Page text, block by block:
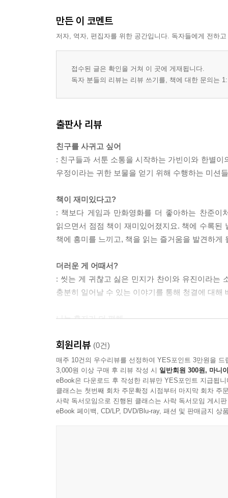
만든 이 코멘트
저자, 역자, 편집자를 위한 공간입니다. 독자들에게 전하
접수된 글은 확인을 거쳐 이 곳에 게재됩니다.
독자 분들의 리뷰는 리뷰 쓰기를, 책에 대한 문의는
출판사 리뷰
친구를 사귀고 싶어
: 친구들과 서툰 소통을 시작하는 가빈이와 한별
우정이라는 귀한 보물을 얻기 위해 수행하는 미션
책이 재미있다고?
: 책보다 게임과 만화영화를 더 좋아하는 찬준이
읽으면서 점점 책이 재미있어졌지요. 책에 수록
책에 흥미를 느끼고, 책을 읽는 즐거움을 발견하게
더러운 게 어때서?
: 씻는 게 귀찮고 싫은 민지가 찬이와 유진이라는
충분히 일어날 수 있는 이야기를 통해 청결에 대
나는 혼자가 더 편해
합하면 더 좋은 결과를 낼 수 있다는 것을 알게
서로 협동하며 할 수 있는 놀이를 해보세요.
발표 안 하면 안 될까?
: 발표 시간만 되면 가슴이 쿵쾅거리고 식은땀이
맞는지, 이상한 대답은 아닐지 걱정이 되기도 하
회원리뷰 (0건)
매주 10건의 우수리뷰를 선정하여 YES포인트 3만원을 드
3,000원 이상 구매 후 리뷰 작성 시 일반회원 300원, 마니
eBook은 다운로드 후 작성한 리뷰만 YES포인트 지급됩니
클래스는 첫번째 회차 주문확정 시점부터 마지막 회차 주
사락 독서모임으로 진행된 클래스는 사락 독서모임 게시
eBook 페이백, CD/LP, DVD/Blu-ray, 패션 및 판매금지 상